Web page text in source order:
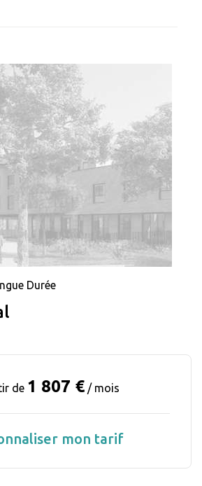
Durée
de 1 807 € / mois
mon tarif